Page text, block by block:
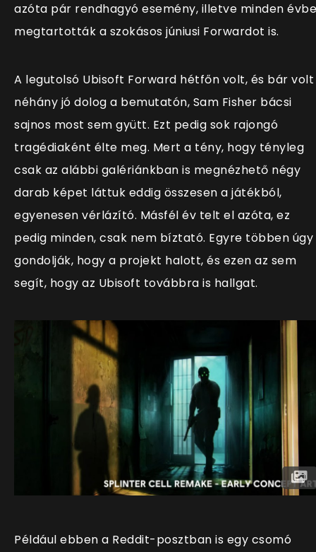
azóta pár rendhagyó esemény, illetve minden
megtartották a szokásos júniusi Forwardot is.
A legutolsó Ubisoft Forward hétfőn volt, és bár volt
néhány jó dolog a bemutatón, Sam Fisher bácsi
sajnos most sem gyütt. Ezt pedig sok rajongó
tragédiaként élte meg. Mert a tény, hogy tényleg
csak az alábbi galériánkban is megnézhető négy
darab képet láttuk eddig összesen a játékból,
egyenesen vérlázító. Másfél év telt el azóta, ez
pedig minden, csak nem bíztató. Egyre többen úgy
gondolják, hogy a projekt halott, és ezen az sem
segít, hogy az Ubisoft továbbra is hallgat.
Például ebben a Reddit-posztban is egy csomó